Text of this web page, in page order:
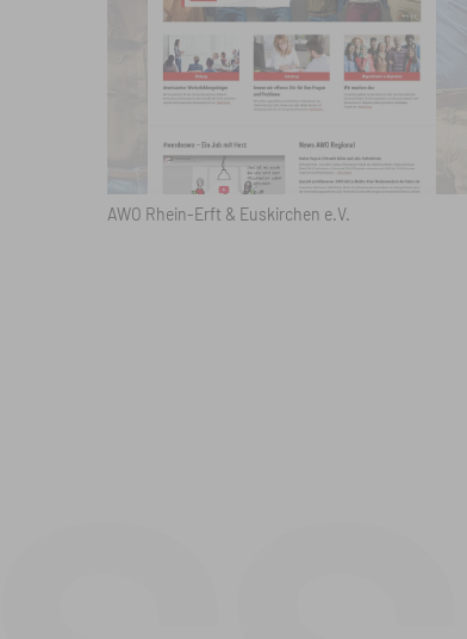
AWO Rhein-Erft & Euskirchen e.V.